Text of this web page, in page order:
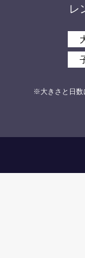
レ
※大きさと日数